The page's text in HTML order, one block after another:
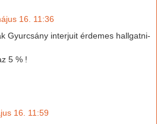
16. 11:36
Gyurcsány interjuit érdemes hallgatni-
5 % !
16. 11:59